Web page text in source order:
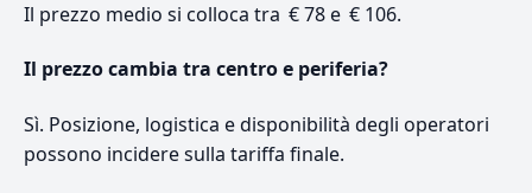
Il prezzo medio si colloca tra € 78 e € 106.
Il prezzo cambia tra centro e periferia?
Sì. Posizione, logistica e disponibilità degli operatori
possono incidere sulla tariffa finale.